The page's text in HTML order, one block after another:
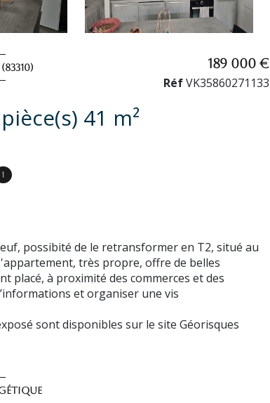
Appartement 1 pièce(s) 41 m²
1
189 000 €
RéfVK35860271133
possibité de le retransformer en T2, situé au
très propre, offre de belles
placé, à proximité des commerces et des
et organiser une vis
sont disponibles sur le site Géorisques